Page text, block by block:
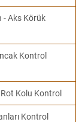
- Aks Körük
Kontrol
Rot Kolu Kontrol
Kontrol